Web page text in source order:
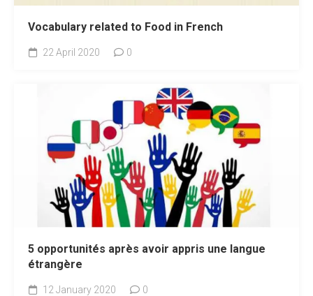
Vocabulary related to Food in French
22 April 2020 0
5 opportunités après avoir appris une langue
étrangère
12 January 2020 0